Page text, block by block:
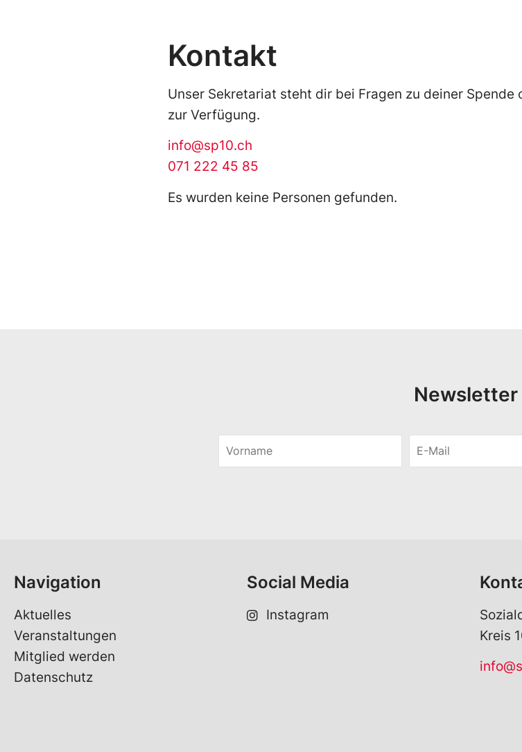
Kontakt
Unser Sekretariat steht dir bei Fragen zu deiner
zur Verfügung.
info@sp10.ch
071 222 45 85
Es wurden keine Personen gefunden.
Newsletter
r
M
Navigation
Aktuelles
Veranstaltungen
Mitglied werden
Datenschutz
Social Media
Instagram
Kreis